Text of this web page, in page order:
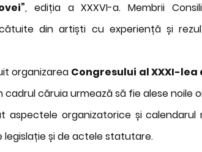
, ediția a XXXVI-a. Membrii
din artiști cu experiență și
organizarea Congresului al XXXI-
cadrul căruia urmează să fie alese noile
aspectele organizatorice și calendarul
și de actele statutare.